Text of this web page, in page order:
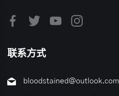
联系方式
bloodstained@outlook.com